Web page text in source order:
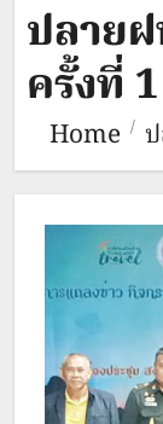
ปลาย
ครั้งที่ 1
Home